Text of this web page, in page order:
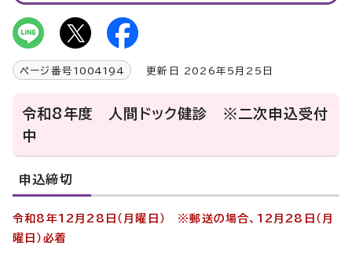
ページ番号 1004194 更新日 2026年5月25日
令和8年度 人間ドック健診 ※二次申込受付
中
申込締切
令和8年12月28日（月曜日） ※郵送の場合、12月28日（月
曜日）必着